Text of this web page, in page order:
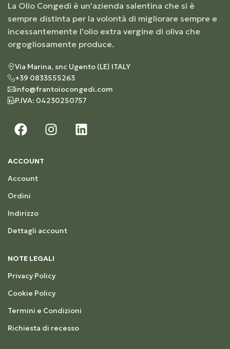
La Olio Congedi è un'azienda salentina che si è
sempre distinta per la volontà di migliorare sempre e
incessantemente l'olio extra vergine di oliva che
orgogliosamente produce.
Via Marina, snc Ugento (LE) ITALY
+39 0833555263
info@frantoiocongedi.com
P.IVA: 04230250757
ACCOUNT
Account
Ordini
Indirizzo
Dettagli account
NOTE LEGALI
Privacy Policy
Cookie Policy
Termini e Condizioni
Richiesta di recesso